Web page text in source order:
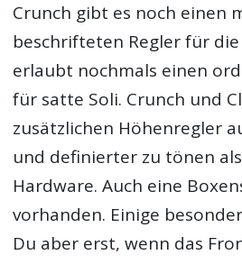
Crunch gibt es noch einen
beschrifteten Regler für die
erlaubt nochmals einen
für satte Soli. Crunch und
zusätzlichen Höhenregler
und definierter zu tönen
Hardware. Auch eine
vorhanden. Einige
Du aber erst, wenn das